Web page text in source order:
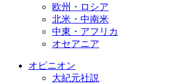
欧州・ロシア
北米・中南米
中東・アフリカ
オセアニア
オピニオン
大紀元社説